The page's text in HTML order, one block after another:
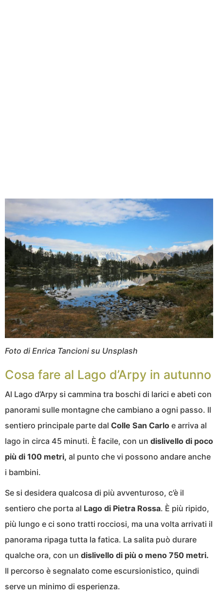
Foto di Enrica Tancioni su Unsplash
Cosa fare al Lago d’Arpy in autunno
Al Lago d’Arpy si cammina tra boschi di larici e abeti con
panorami sulle montagne che cambiano a ogni passo. Il
sentiero principale parte dal Colle San Carlo e arriva al
lago in circa 45 minuti. È facile, con un dislivello di poco
più di 100 metri, al punto che vi possono andare anche
i bambini.
Se si desidera qualcosa di più avventuroso, c’è il
sentiero che porta al Lago di Pietra Rossa. È più ripido,
più lungo e ci sono tratti rocciosi, ma una volta arrivati il
panorama ripaga tutta la fatica. La salita può durare
qualche ora, con un dislivello di più o meno 750 metri.
Il percorso è segnalato come escursionistico, quindi
serve un minimo di esperienza.